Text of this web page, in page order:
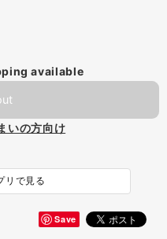
available
いの方向け
リで見る
Save